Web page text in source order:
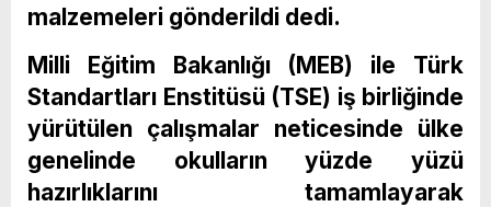
malzemeleri gönderildi dedi.
Milli Eğitim Bakanlığı (MEB) ile Türk
Standartları Enstitüsü (TSE) iş birliğinde
yürütülen çalışmalar neticesinde ülke
genelinde okulların yüzde yüzü
hazırlıklarını tamamlayarak